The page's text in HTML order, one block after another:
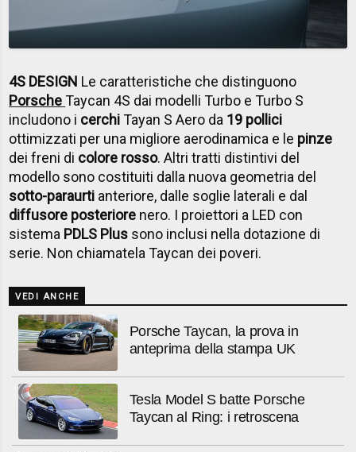
4S DESIGN Le caratteristiche che distinguono
PorscheTaycan 4S dai modelli Turbo e Turbo S
includono i cerchiTayan S Aero da 19 pollici
ottimizzati per una migliore aerodinamica e le pinze
dei freni di colore rosso. Altri tratti distintivi del
modello sono costituiti dalla nuova geometria del
sotto-paraurti anteriore, dalle soglie laterali e dal
diffusore posteriore nero. I proiettori a LED con
sistema PDLS Plus sono inclusi nella dotazione di
serie. Non chiamatela Taycan dei poveri.
VEDI ANCHE
Porsche Taycan, la prova in
anteprima della stampa UK
Tesla Model S batte Porsche
Taycan al Ring: i retroscena